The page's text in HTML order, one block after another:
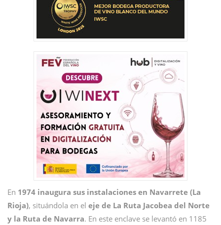
En 1974 inaugura sus instalaciones en Navarrete (La
Rioja), situándola en el eje de La Ruta Jacobea del Norte
y la Ruta de Navarra. En este enclave se levantó en 1185